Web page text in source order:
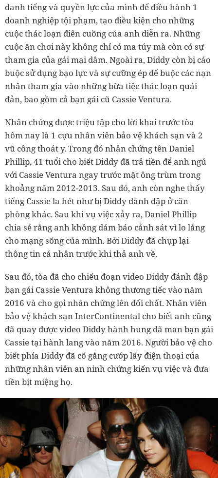
danh tiếng và quyền lực của mình để điều hành 1
doanh nghiệp tội phạm, tạo điều kiện cho những
cuộc thác loạn điên cuồng của anh diễn ra. Những
cuộc ăn chơi này không chỉ có ma túy mà còn có sự
tham gia của gái mại dâm. Ngoài ra, Diddy còn bị cáo
buộc sử dụng bạo lực và sự cưỡng ép để buộc các nạn
nhân tham gia vào những bữa tiệc thác loạn quái
đản, bao gồm cả bạn gái cũ Cassie Ventura.
Nhân chứng được triệu tập cho lời khai trước tòa
hôm nay là 1 cựu nhân viên bảo vệ khách sạn và 2
vũ công thoát y. Trong đó nhân chứng tên Daniel
Phillip, 41 tuổi cho biết Diddy đã trả tiền để anh ngủ
với Cassie Ventura ngay trước mặt ông trùm trong
khoảng năm 2012-2013. Sau đó, anh còn nghe thấy
tiếng Cassie la hét như bị Diddy đánh đập ở căn
phòng khác. Sau khi vụ việc xảy ra, Daniel Phillip
chia sẻ rằng anh không dám báo cảnh sát vì lo lắng
cho mạng sống của mình. Bởi Diddy đã chụp lại
thông tin cá nhân trước khi thả anh về.
Sau đó, tòa đã cho chiếu đoạn video Diddy đánh đập
bạn gái Cassie Ventura không thương tiếc vào năm
2016 và cho gọi nhân chứng lên đối chất. Nhân viên
bảo vệ khách sạn InterContinental cho biết anh cũng
đã quay được video Diddy hành hung dã man bạn gái
Cassie tại hành lang vào năm 2016. Người bảo vệ cho
biết phía Diddy đã cố gắng cướp lấy điện thoại của
những nhân viên an ninh chứng kiến vụ việc và đưa
tiền bịt miệng họ.